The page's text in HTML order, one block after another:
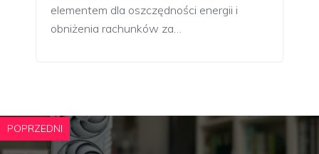
elementem dla oszczędności energii i
obniżenia rachunków za…
POPRZEDNI